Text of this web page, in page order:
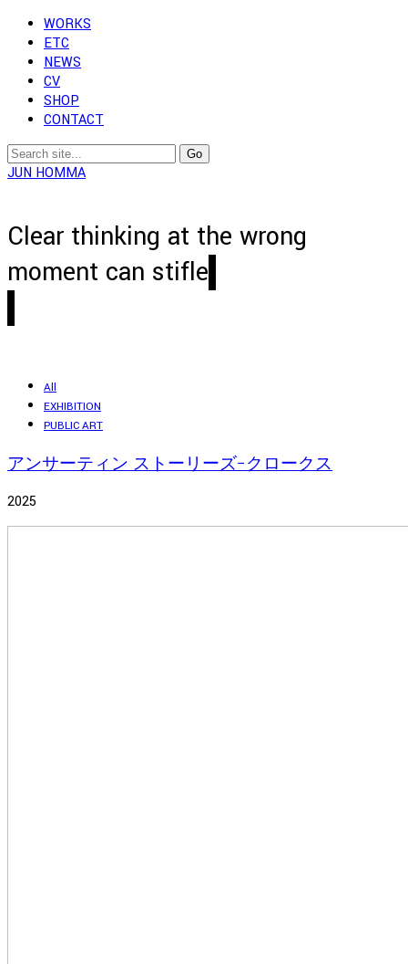
WORKS
ETC
NEWS
CV
SHOP
CONTACT
JUN HOMMA
Clear thinking at the wrong
moment can stifle
All
EXHIBITION
PUBLIC ART
アンサーティン ストーリーズ−クロークス
2025